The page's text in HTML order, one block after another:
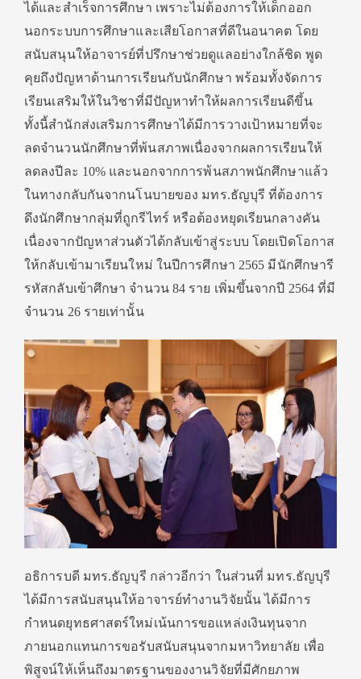
ได้และสำเร็จการศึกษา เพราะไม่ต้องการให้เด็กออก
นอกระบบการศึกษาและเสียโอกาสที่ดีในอนาคต โดย
สนับสนุนให้อาจารย์ที่ปรึกษาช่วยดูแลอย่างใกล้ชิด พูด
คุยถึงปัญหาด้านการเรียนกับนักศึกษา พร้อมทั้งจัดการ
เรียนเสริมให้ในวิชาที่มีปัญหาทำให้ผลการเรียนดีขึ้น
ทั้งนี้สำนักส่งเสริมการศึกษาได้มีการวางเป้าหมายที่จะ
ลดจำนวนนักศึกษาที่พ้นสภาพเนื่องจากผลการเรียนให้
ลดลงปีละ 10% และนอกจากการพ้นสภาพนักศึกษาแล้ว
ในทางกลับกันจากนโนบายของ มทร.ธัญบุรี ที่ต้องการ
ดึงนักศึกษากลุ่มที่ถูกรีไทร์ หรือต้องหยุดเรียนกลางคัน
เนื่องจากปัญหาส่วนตัวได้กลับเข้าสู่ระบบ โดยเปิดโอกาส
ให้กลับเข้ามาเรียนใหม่ ในปีการศึกษา 2565 มีนักศึกษารี
รหัสกลับเข้าศึกษา จำนวน 84 ราย เพิ่มขึ้นจากปี 2564 ที่มี
จำนวน 26 รายเท่านั้น
อธิการบดี มทร.ธัญบุรี กล่าวอีกว่า ในส่วนที่ มทร.ธัญบุรี
ได้มีการสนับสนุนให้อาจารย์ทำงานวิจัยนั้น ได้มีการ
กำหนดยุทธศาสตร์ใหม่เน้นการขอแหล่งเงินทุนจาก
ภายนอกแทนการขอรับสนับสนุนจากมหาวิทยาลัย เพื่อ
พิสูจน์ให้เห็นถึงมาตรฐานของงานวิจัยที่มีศักยภาพ